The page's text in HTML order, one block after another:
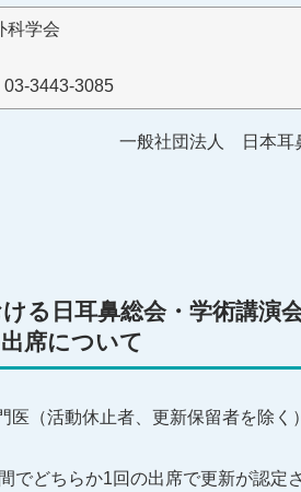
科学会
3443-3085
一般社団法人 日本耳
る日耳鼻総会・学術講演
席について
（活動休止者、更新保留者を除く
どちらか1回の出席で更新が認定